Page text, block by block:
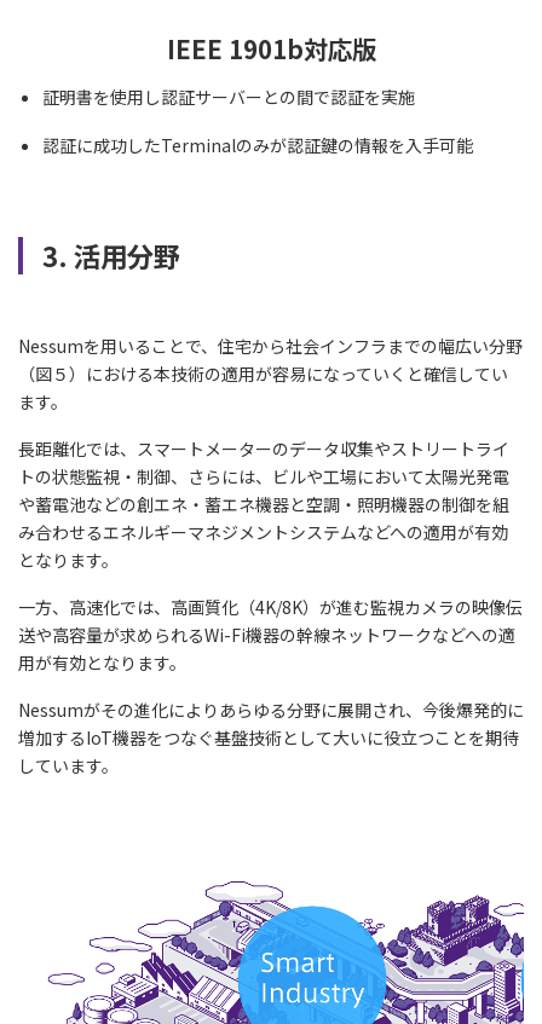
IEEE 1901b対応版
証明書を使用し認証サーバーとの間で認証を実施
認証に成功したTerminalのみが認証鍵の情報を入手可能
3. 活用分野
Nessumを用いることで、住宅から社会インフラまでの幅広い分野
（図５）における本技術の適用が容易になっていくと確信してい
ます。
長距離化では、スマートメーターのデータ収集やストリートライ
トの状態監視・制御、さらには、ビルや工場において太陽光発電
や蓄電池などの創エネ・蓄エネ機器と空調・照明機器の制御を組
み合わせるエネルギーマネジメントシステムなどへの適用が有効
となります。
一方、高速化では、高画質化（4K/8K）が進む監視カメラの映像伝
送や高容量が求められるWi-Fi機器の幹線ネットワークなどへの適
用が有効となります。
Nessumがその進化によりあらゆる分野に展開され、今後爆発的に
増加するIoT機器をつなぐ基盤技術として大いに役立つことを期待
しています。